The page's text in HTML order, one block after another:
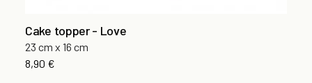
Cake topper - Love
23 cm x 16 cm
8,90 €